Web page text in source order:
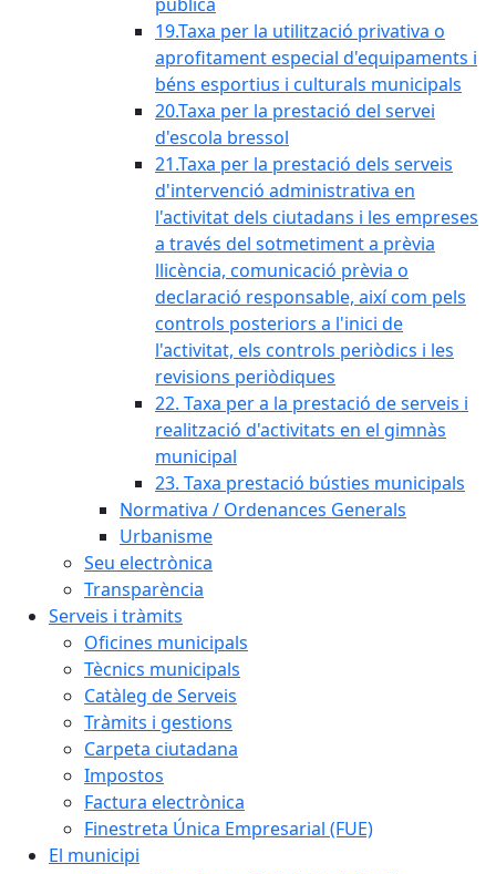
19.Taxa per la utilització privativa o
aprofitament especial d'equipaments i
béns esportius i culturals municipals
20.Taxa per la prestació del servei
d'escola bressol
21.Taxa per la prestació dels serveis
d'intervenció administrativa en
l'activitat dels ciutadans i les empreses
a través del sotmetiment a prèvia
llicència, comunicació prèvia o
declaració responsable, així com pels
controls posteriors a l'inici de
l'activitat, els controls periòdics i les
revisions periòdiques
22. Taxa per a la prestació de serveis i
realització d'activitats en el gimnàs
municipal
23. Taxa prestació bústies municipals
Normativa / Ordenances Generals
Urbanisme
Seu electrònica
Transparència
Serveis i tràmits
Oficines municipals
Tècnics municipals
Catàleg de Serveis
Tràmits i gestions
Carpeta ciutadana
Impostos
Factura electrònica
Finestreta Única Empresarial (FUE)
El municipi